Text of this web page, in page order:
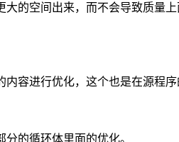
的空间出来，而不会导致质量
容进行优化，这个也是在源程
的循环体里面的优化。